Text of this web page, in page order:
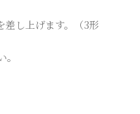
差し上げます。（3形